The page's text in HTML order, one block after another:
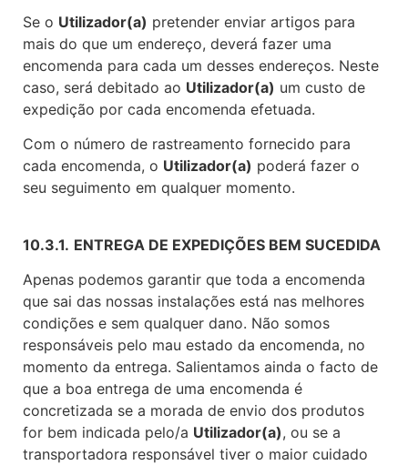
Se o Utilizador(a) pretender enviar artigos para
mais do que um endereço, deverá fazer uma
encomenda para cada um desses endereços. Neste
caso, será debitado ao Utilizador(a) um custo de
expedição por cada encomenda efetuada.
Com o número de rastreamento fornecido para
cada encomenda, o Utilizador(a) poderá fazer o
seu seguimento em qualquer momento.
10.3.1. ENTREGA DE EXPEDIÇÕES BEM SUCEDIDA
Apenas podemos garantir que toda a encomenda
que sai das nossas instalações está nas melhores
condições e sem qualquer dano. Não somos
responsáveis pelo mau estado da encomenda, no
momento da entrega. Salientamos ainda o facto de
que a boa entrega de uma encomenda é
concretizada se a morada de envio dos produtos
for bem indicada pelo/a Utilizador(a), ou se a
transportadora responsável tiver o maior cuidado